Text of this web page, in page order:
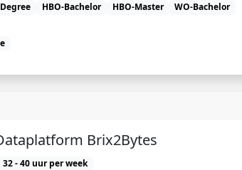
HBO-Bachelor HBO-Master
WO-Bachelor
Brix2Bytes
32 - 40 uur per week